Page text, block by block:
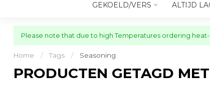
GEKOELD/VERS ALTIJD
Please note that due to high Temperatures ordering
Home / Tags / Seasoning
PRODUCTEN GETAGD